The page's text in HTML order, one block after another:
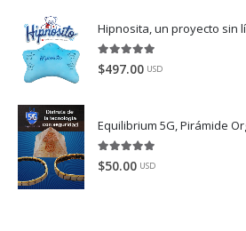
5.00
$497.00 USD
5.00 de 5
$50.00 USD